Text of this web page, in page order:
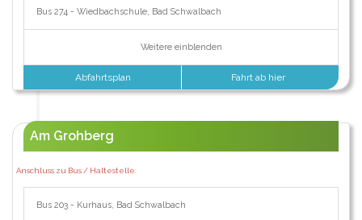
Bus 274 - Wiedbachschule, Bad Schwalbach
Weitere einblenden
Abfahrtsplan Fahrt ab hier
Am Grohberg
Anschluss zu Bus / Haltestelle:
Bus 203 - Kurhaus, Bad Schwalbach